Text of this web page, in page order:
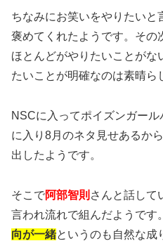
ちなみにお笑いをやりたいと
褒めてくれたようです。その
ほとんどがやりたいことがな
たいことが明確なのは素晴ら
NSCに入ってポイズンガー
に入り8月のネタ見せあるか
出したようです。
そこで阿部智則 さんと話して
言われ流れで組んだようです。
向が一緒というのも自然な成